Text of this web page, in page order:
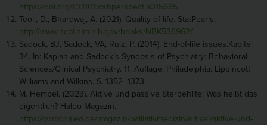
https://doi.org/10.1101/cshperspect.a015685
Teoli, D., Bhardwaj, A. (2021). Quality of life. StatPearls.
http://www.ncbi.nlm.nih.gov/books/NBK536962/
Sadock, BJ, Sadock, VA, Ruiz, P. (2014). End-of-life issues.Kapitel
34. In: Kaplan and Sadock’s Synopsis of Psychiatry: Behavioral
Sciences/Clinical Psychiatry. 11. Auflage. Philadelphia: Lippincott
Williams and Wilkins, S. 1352–1373.
M. Hempel. (2023). Aktive und passive Sterbehilfe: Was heißt das
eigentlich? Haleo Magazin.
https://www.haleo.de/magazin/palliativmedizin/artikel/aktive-und-